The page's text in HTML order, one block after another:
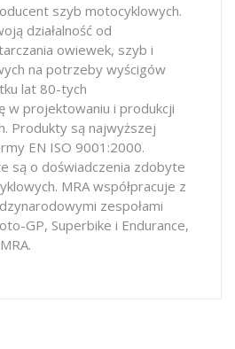
szyb motocyklowych.
działalność od
owiewek, szyb i
na potrzeby wyścigów
lat 80-tych
w projektowaniu i produkcji
Produkty są najwyższej
EN ISO 9001:2000.
są o doświadczenia zdobyte
MRA współpracuje z
zespołami
GP, Superbike i Endurance,